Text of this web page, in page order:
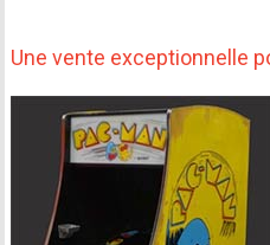
Une vente exceptionnelle